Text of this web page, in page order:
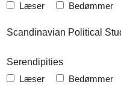
Læser Bedømmer
Scandinavian Political
Serendipities
Læser Bedømmer